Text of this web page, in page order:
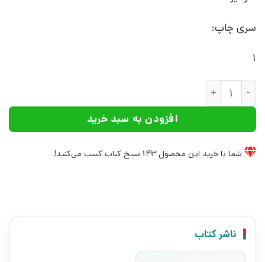
سری چاپ:
1
کتاب دراماتورژ | انتشارات شورآفرین عدد
افزودن به سبد خرید
شما با خرید این محصول143 سیخ کباب کسب می‌کنید!
ناشر کتاب